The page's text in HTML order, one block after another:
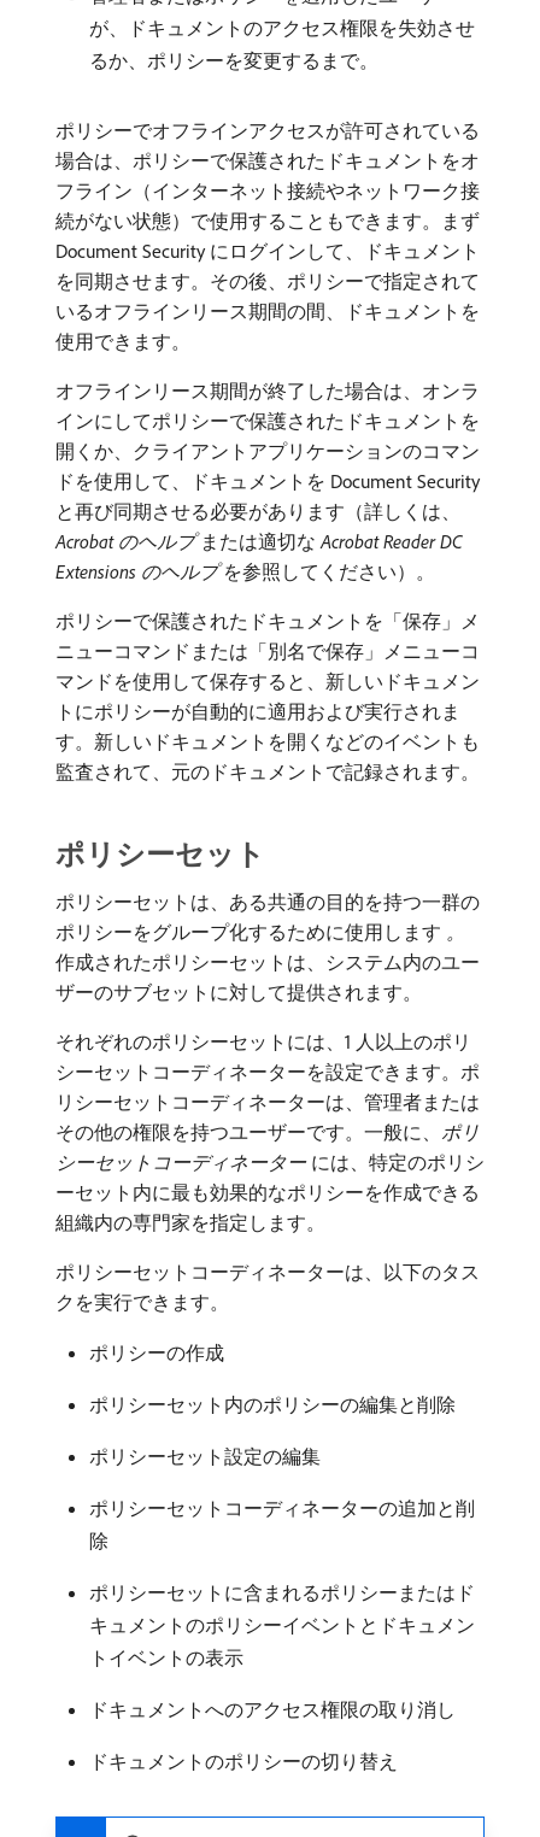
が、ドキュメントのアクセス権限を失効させ
るか、ポリシーを変更するまで。
ポリシーでオフラインアクセスが許可されている
場合は、ポリシーで保護されたドキュメントをオ
フライン（インターネット接続やネットワーク接
続がない状態）で使用することもできます。まず
Document Security にログインして、ドキュメント
を同期させます。その後、ポリシーで指定されて
いるオフラインリース期間の間、ドキュメントを
使用できます。
オフラインリース期間が終了した場合は、オンラ
インにしてポリシーで保護されたドキュメントを
開くか、クライアントアプリケーションのコマン
ドを使用して、ドキュメントを Document Security
と再び同期させる必要があります（詳しくは、
Acrobat のヘルプ​または適切な Acrobat Reader DC
Extensions のヘルプ​を参照してください）。
ポリシーで保護されたドキュメントを「保存」メ
ニューコマンドまたは「別名で保存」メニューコ
マンドを使用して保存すると、新しいドキュメン
トにポリシーが自動的に適用および実行されま
す。新しいドキュメントを開くなどのイベントも
監査されて、元のドキュメントで記録されます。
ポリシーセット
ポリシーセットは、ある共通の目的を持つ一群の
ポリシーをグループ化するために使用します​ 。
作成されたポリシーセットは、システム内のユー
ザーのサブセットに対して提供されます。
それぞれのポリシーセットには、1 人以上のポリ
シーセットコーディネーターを設定できます。ポ
リシーセットコーディネーターは、管理者または
その他の権限を持つユーザーです。一般に、 ポリ
シーセットコーディネーター​には、特定のポリシ
ーセット内に最も効果的なポリシーを作成できる
組織内の専門家を指定します。
ポリシーセットコーディネーターは、以下のタス
クを実行できます。
ポリシーの作成
ポリシーセット内のポリシーの編集と削除
ポリシーセット設定の編集
ポリシーセットコーディネーターの追加と削
除
ポリシーセットに含まれるポリシーまたはド
キュメントのポリシーイベントとドキュメン
トイベントの表示
ドキュメントへのアクセス権限の取り消し
ドキュメントのポリシーの切り替え